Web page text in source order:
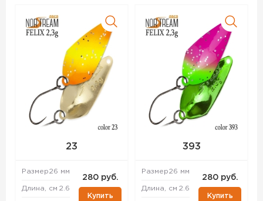
23
Размер26 мм
Длина, см 2.6
280 руб.
Купить
393
Размер26 мм
Длина, см 2.6
280 руб.
Купить